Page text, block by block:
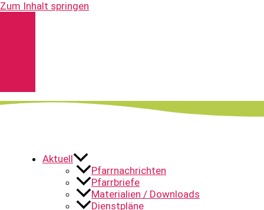
Zum Inhalt springen
Aktuell
Pfarrnachrichten
Pfarrbriefe
Materialien / Downloads
Dienstpläne